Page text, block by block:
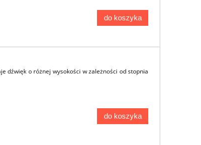
do koszyka
dźwięk o różnej wysokości w zależności od stopnia
do koszyka